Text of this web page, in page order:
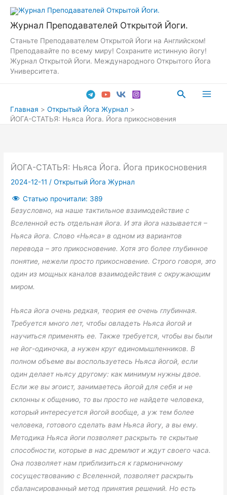
Перейти
содержимому
Журнал Преподавателей Открытой Йоги.
Станьте Преподавателем Открытой Йоги на Английском!
Преподавайте по всему миру! Сохраните истинную йогу!
Журнал Открытой Йоги. Международного Открытого Йога
Университета.
Поиск
Главная
Открытый Йога Журнал
ЙОГА-СТАТЬЯ: Ньяса Йога. Йога прикосновения
ЙОГА-СТАТЬЯ: Ньяса Йога. Йога прикосновения
2024-12-11 /Открытый Йога Журнал
Статью прочитали: 389
Безусловно, на наше тактильное взаимодействие с
Вселенной есть отдельная йога. И эта йога называется –
Ньяса йога. Слово «Ньяса» в одном из вариантов
перевода – это прикосновение. Хотя это более глубинное
понятие, нежели просто прикосновение. Строго говоря, это
один из мощных каналов взаимодействия с окружающим
миром.
Ньяса йога очень редкая, теория ее очень глубинная.
Требуется много лет, чтобы овладеть Ньяса йогой и
научиться применять ее. Также требуется, чтобы вы были
не йог-одиночка, а нужен круг единомышленников. В
полном объеме вы воспользуетесь Ньяса йогой, если
один делает ньясу другому: как минимум нужны двое.
Если же вы эгоист, занимаетесь йогой для себя и не
склонны к общению, то вы просто не найдете человека,
который интересуется йогой вообще, а уж тем более
человека, готового сделать вам Ньяса йогу, а вы ему.
Методика Ньяса йоги позволяет раскрыть те скрытые
способности, которые в нас дремлют и ждут своего часа.
Она позволяет нам приблизиться к гармоничному
сосуществованию с Вселенной, позволяет раскрыть
сбалансированный метод принятия решений. Но есть